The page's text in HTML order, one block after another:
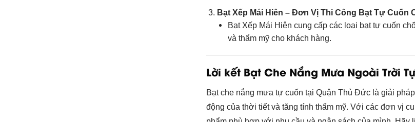
Bạt Xếp Mái Hiên – Đơn Vị Thi Công Bạt Tự Cuốn
Bạt Xếp Mái Hiên cung cấp các loại bạt tự cuốn
và thẩm mỹ cho khách hàng.
Lời kết Bạt Che Nắng Mưa Ngoài Trời
Bạt che nắng mưa tự cuốn tại Quận Thủ Đức là giải
động của thời tiết và tăng tính thẩm mỹ. Với các đơn vị